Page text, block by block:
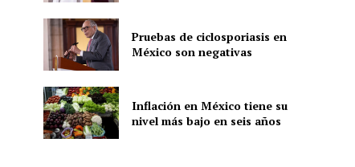
Pruebas de ciclosporiasis en
México son negativas
Inflación en México tiene su
nivel más bajo en seis años